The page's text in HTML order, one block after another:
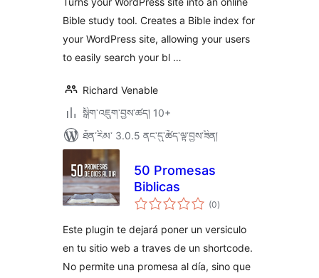
Bible study tool. Creates a Bible index for
your WordPress site, allowing your users
to easily search your bl …
Richard Venable
སྒྲིག་འཇུག་བྱས་ཚད། 10+
ཐོན་རིམ་ 3.0.5 ནང་དུ་ཚོད་ལྟ་བྱས་ཟིན།
50 Promesas
Biblicas
(0གདེང་
འཇོག་
ཚང་།
)
Este plugin te dejará poner un versiculo
en tu sitio web a traves de un shortcode.
No permite una promesa al día, sino que